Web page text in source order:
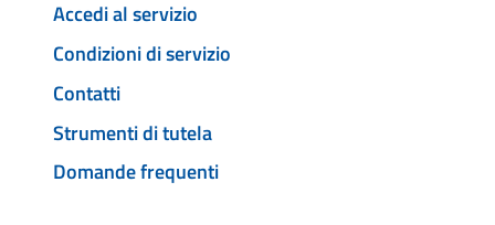
Accedi al servizio
Condizioni di servizio
Contatti
Strumenti di tutela
Domande frequenti